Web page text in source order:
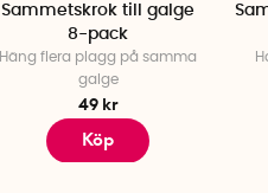
Sammetskrok till galge
8-pack
Häng flera plagg på samma
galge
49 kr
Köp